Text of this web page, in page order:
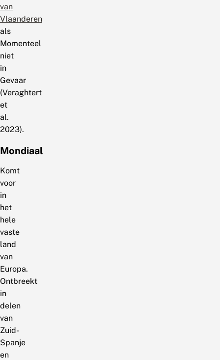
van
Vlaanderen
als
Momenteel
niet
in
Gevaar
(Veraghtert
et
al.
2023).
Mondiaal
Komt
voor
in
het
hele
vaste
land
van
Europa.
Ontbreekt
in
delen
van
Zuid-
Spanje
en